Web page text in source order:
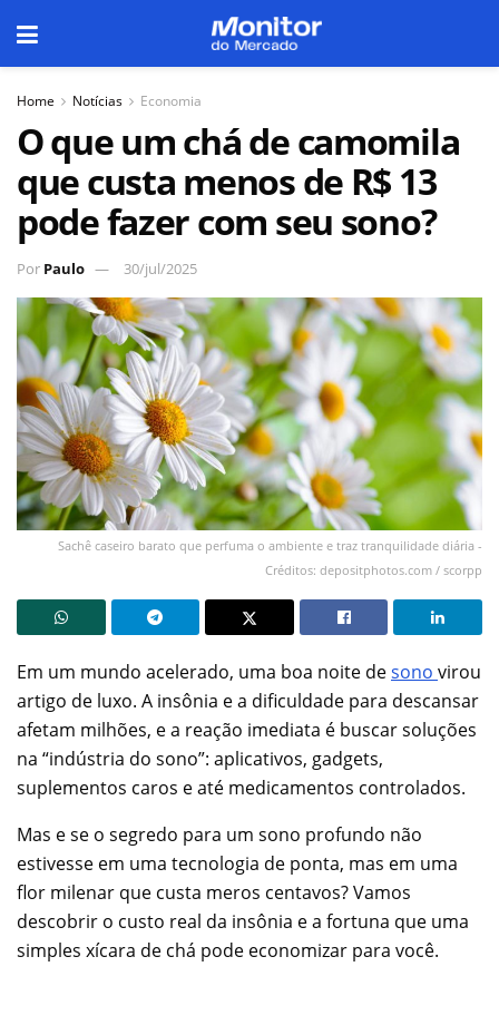
Home Notícias Economia
O que um chá de camomila
que custa menos de R$ 13
pode fazer com seu sono?
Por Paulo 30/jul/2025
Sachê caseiro barato que perfuma o ambiente e traz tranquilidade diária -
Créditos: depositphotos.com / scorpp
Em um mundo acelerado, uma boa noite desono virou
artigo de luxo. A insônia e a dificuldade para descansar
afetam milhões, e a reação imediata é buscar soluções
na “indústria do sono”: aplicativos, gadgets,
suplementos caros e até medicamentos controlados.
Mas e se o segredo para um sono profundo não
estivesse em uma tecnologia de ponta, mas em uma
flor milenar que custa meros centavos? Vamos
descobrir o custo real da insônia e a fortuna que uma
simples xícara de chá pode economizar para você.